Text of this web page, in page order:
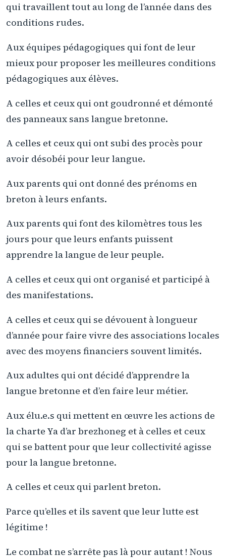
qui travaillent tout au long de l’année dans des
conditions rudes.
Aux équipes pédagogiques qui font de leur
mieux pour proposer les meilleures conditions
pédagogiques aux élèves.
A celles et ceux qui ont goudronné et démonté
des panneaux sans langue bretonne.
A celles et ceux qui ont subi des procès pour
avoir désobéi pour leur langue.
Aux parents qui ont donné des prénoms en
breton à leurs enfants.
Aux parents qui font des kilomètres tous les
jours pour que leurs enfants puissent
apprendre la langue de leur peuple.
A celles et ceux qui ont organisé et participé à
des manifestations.
A celles et ceux qui se dévouent à longueur
d’année pour faire vivre des associations locales
avec des moyens financiers souvent limités.
Aux adultes qui ont décidé d’apprendre la
langue bretonne et d’en faire leur métier.
Aux élu.e.s qui mettent en œuvre les actions de
la charte Ya d’ar brezhoneg et à celles et ceux
qui se battent pour que leur collectivité agisse
pour la langue bretonne.
A celles et ceux qui parlent breton.
Parce qu’elles et ils savent que leur lutte est
légitime !
Le combat ne s’arrête pas là pour autant ! Nous